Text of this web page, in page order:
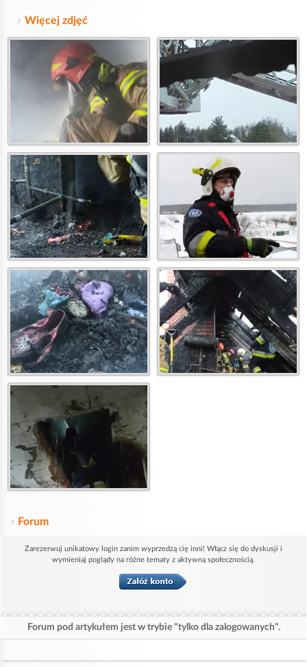
Więcej zdjęć
Forum
Zarezerwuj unikatowy login zanim wyprzedzą cię inni! Włącz się do dyskusji i
wymieniaj poglądy na różne tematy z aktywną społecznością.
Forum pod artykułem jest w trybie "tylko dla zalogowanych".